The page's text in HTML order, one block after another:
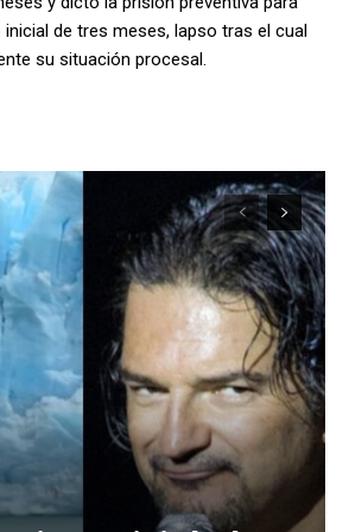
inicial de tres meses, lapso tras el cual
su situación procesal.